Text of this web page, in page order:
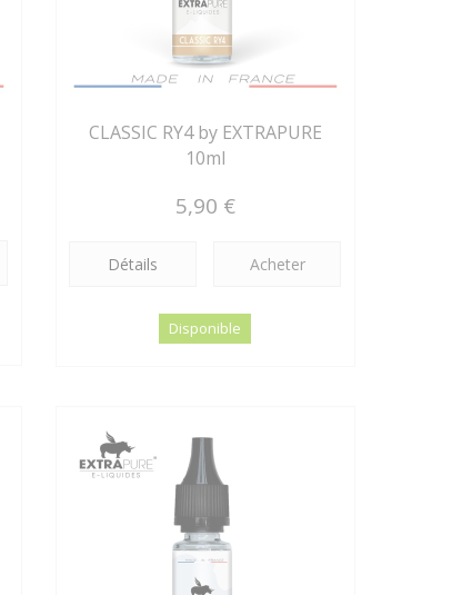
CLASSIC RY4 by EXTRAPURE
10ml
5,90 €
Détails Acheter
Disponible